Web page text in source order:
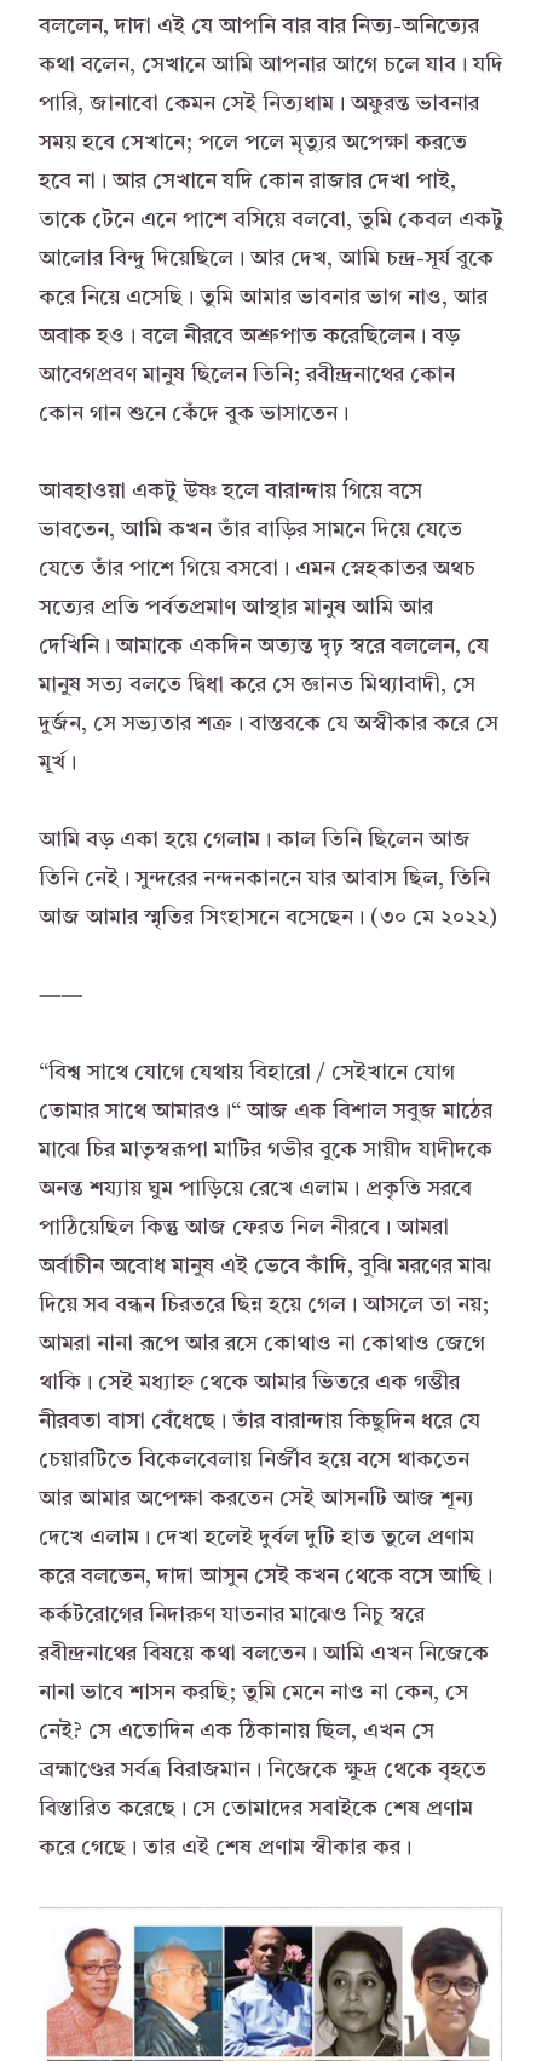
বললেন, দাদা এই যে আপনি বার বার নিত্য-অনিত্যের
কথা বলেন, সেখানে আমি আপনার আগে চলে যাব। যদি
পারি, জানাবো কেমন সেই নিত্যধাম। অফুরন্ত ভাবনার
সময় হবে সেখানে; পলে পলে মৃত্যুর অপেক্ষা করতে
হবে না। আর সেখানে যদি কোন রাজার দেখা পাই,
তাকে টেনে এনে পাশে বসিয়ে বলবো, তুমি কেবল একটু
আলোর বিন্দু দিয়েছিলে। আর দেখ, আমি চন্দ্র-সূর্য বুকে
করে নিয়ে এসেছি। তুমি আমার ভাবনার ভাগ নাও, আর
অবাক হও। বলে নীরবে অশ্রুপাত করেছিলেন। বড়
আবেগপ্রবণ মানুষ ছিলেন তিনি; রবীন্দ্রনাথের কোন
কোন গান শুনে কেঁদে বুক ভাসাতেন।
আবহাওয়া একটু উষ্ণ হলে বারান্দায় গিয়ে বসে
ভাবতেন, আমি কখন তাঁর বাড়ির সামনে দিয়ে যেতে
যেতে তাঁর পাশে গিয়ে বসবো। এমন স্নেহকাতর অথচ
সত্যের প্রতি পর্বতপ্রমাণ আস্থার মানুষ আমি আর
দেখিনি। আমাকে একদিন অত্যন্ত দৃঢ় স্বরে বললেন, যে
মানুষ সত্য বলতে দ্বিধা করে সে জ্ঞানত মিথ্যাবাদী, সে
দুর্জন, সে সভ্যতার শত্রু। বাস্তবকে যে অস্বীকার করে সে
মূর্খ।
আমি বড় একা হয়ে গেলাম। কাল তিনি ছিলেন আজ
তিনি নেই। সুন্দরের নন্দনকাননে যার আবাস ছিল, তিনি
আজ আমার স্মৃতির সিংহাসনে বসেছেন। (৩০ মে ২০২২)
——
“বিশ্ব সাথে যোগে যেথায় বিহারো / সেইখানে যোগ
তোমার সাথে আমারও।“ আজ এক বিশাল সবুজ মাঠের
মাঝে চির মাতৃস্বরূপা মাটির গভীর বুকে সায়ীদ যাদীদকে
অনন্ত শয্যায় ঘুম পাড়িয়ে রেখে এলাম। প্রকৃতি সরবে
পাঠিয়েছিল কিন্তু আজ ফেরত নিল নীরবে। আমরা
অর্বাচীন অবোধ মানুষ এই ভেবে কাঁদি, বুঝি মরণের মাঝ
দিয়ে সব বন্ধন চিরতরে ছিন্ন হয়ে গেল। আসলে তা নয়;
আমরা নানা রূপে আর রসে কোথাও না কোথাও জেগে
থাকি। সেই মধ্যাহ্ন থেকে আমার ভিতরে এক গম্ভীর
নীরবতা বাসা বেঁধেছে। তাঁর বারান্দায় কিছুদিন ধরে যে
চেয়ারটিতে বিকেলবেলায় নির্জীব হয়ে বসে থাকতেন
আর আমার অপেক্ষা করতেন সেই আসনটি আজ শূন্য
দেখে এলাম। দেখা হলেই দুর্বল দুটি হাত তুলে প্রণাম
করে বলতেন, দাদা আসুন সেই কখন থেকে বসে আছি।
কর্কটরোগের নিদারুণ যাতনার মাঝেও নিচু স্বরে
রবীন্দ্রনাথের বিষয়ে কথা বলতেন। আমি এখন নিজেকে
নানা ভাবে শাসন করছি; তুমি মেনে নাও না কেন, সে
নেই? সে এতোদিন এক ঠিকানায় ছিল, এখন সে
ব্রহ্মাণ্ডের সর্বত্র বিরাজমান। নিজেকে ক্ষুদ্র থেকে বৃহতে
বিস্তারিত করেছে। সে তোমাদের সবাইকে শেষ প্রণাম
করে গেছে। তার এই শেষ প্রণাম স্বীকার কর।